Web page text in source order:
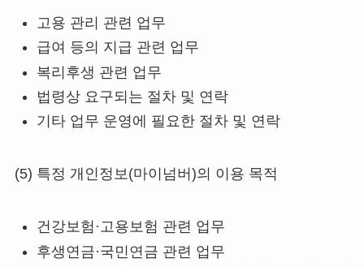
고용 관리 관련 업무
급여 등의 지급 관련 업무
복리후생 관련 업무
법령상 요구되는 절차 및 연락
기타 업무 운영에 필요한 절차 및 연락
(5) 특정 개인정보(마이넘버)의 이용 목적
건강보험·고용보험 관련 업무
후생연금·국민연금 관련 업무